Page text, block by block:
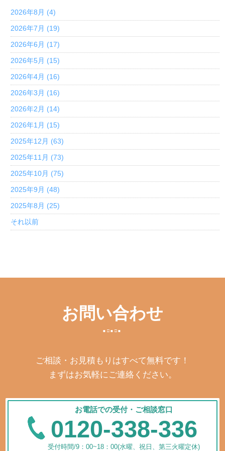
2026年8月 (4)
2026年7月 (19)
2026年6月 (17)
2026年5月 (15)
2026年4月 (16)
2026年3月 (16)
2026年2月 (14)
2026年1月 (15)
2025年12月 (63)
2025年11月 (73)
2025年10月 (75)
2025年9月 (48)
2025年8月 (25)
それ以前
お問い合わせ
ご相談・お見積もりはすべて無料です！
まずはお気軽にご連絡ください。
お電話での受付・ご相談窓口
0120-338-336
受付時間/9：00~18：00(水曜、祝日、第三火曜定休)